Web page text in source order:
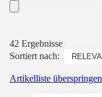
42 Ergebnisse
Sortiert nach:
Artikelliste überspringen